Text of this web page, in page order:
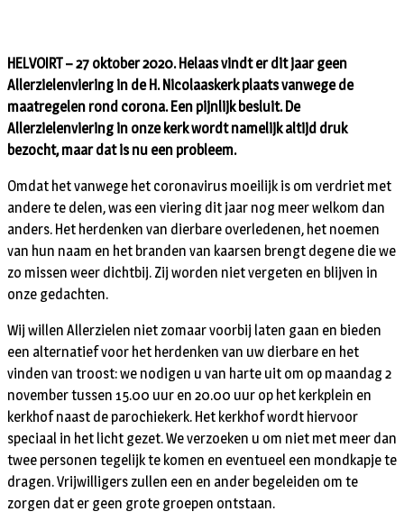
HELVOIRT – 27 oktober 2020. Helaas vindt er dit jaar geen
Allerzielenviering in de H. Nicolaaskerk plaats vanwege de
maatregelen rond corona. Een pijnlijk besluit. De
Allerzielenviering in onze kerk wordt namelijk altijd druk
bezocht, maar dat is nu een probleem.
Omdat het vanwege het coronavirus moeilijk is om verdriet met
andere te delen, was een viering dit jaar nog meer welkom dan
anders. Het herdenken van dierbare overledenen, het noemen
van hun naam en het branden van kaarsen brengt degene die we
zo missen weer dichtbij. Zij worden niet vergeten en blijven in
onze gedachten.
Wij willen Allerzielen niet zomaar voorbij laten gaan en bieden
een alternatief voor het herdenken van uw dierbare en het
vinden van troost: we nodigen u van harte uit om op maandag 2
november tussen 15.00 uur en 20.00 uur op het kerkplein en
kerkhof naast de parochiekerk. Het kerkhof wordt hiervoor
speciaal in het licht gezet. We verzoeken u om niet met meer dan
twee personen tegelijk te komen en eventueel een mondkapje te
dragen. Vrijwilligers zullen een en ander begeleiden om te
zorgen dat er geen grote groepen ontstaan.